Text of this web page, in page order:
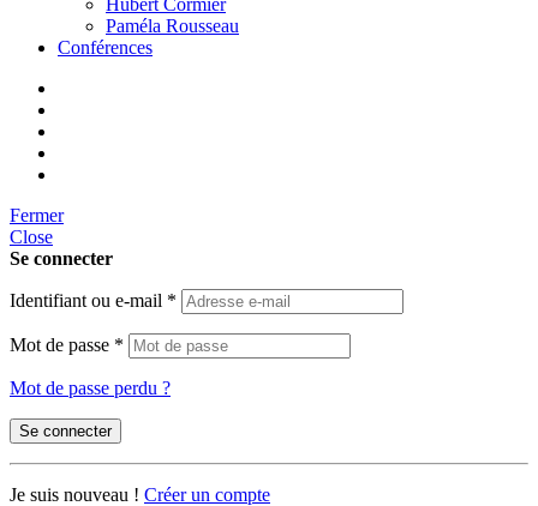
Hubert Cormier
Paméla Rousseau
Conférences
Fermer
Close
Se connecter
Identifiant ou e-mail *
Mot de passe *
Mot de passe perdu ?
Se connecter
Je suis nouveau ! Créer un compte